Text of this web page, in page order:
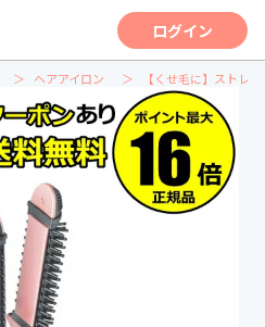
ログイン
ヘアアイロン 【くせ毛に】ストレ